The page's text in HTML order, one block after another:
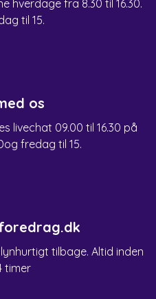
hverdage fra 8.30 til 16.30.
til 15.
os
livechat 09.00 til 16.30 på
fredag til 15.
tilbage. Altid inden
timer